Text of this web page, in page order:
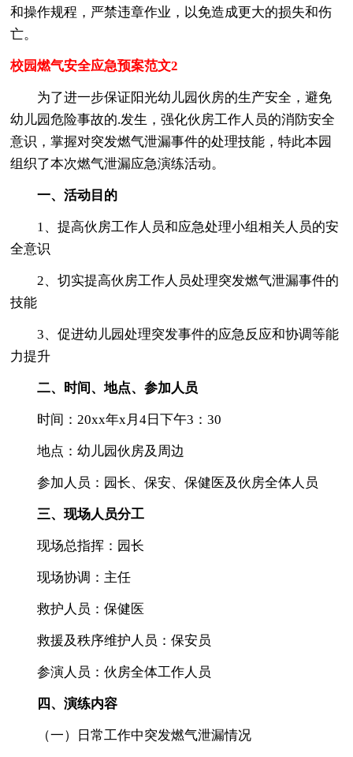
和操作规程，严禁违章作业，以免造成更大的损失和伤
亡。
校园燃气安全应急预案范文2
为了进一步保证阳光幼儿园伙房的生产安全，避免
幼儿园危险事故的.发生，强化伙房工作人员的消防安全
意识，掌握对突发燃气泄漏事件的处理技能，特此本园
组织了本次燃气泄漏应急演练活动。
一、活动目的
1、提高伙房工作人员和应急处理小组相关人员的安
全意识
2、切实提高伙房工作人员处理突发燃气泄漏事件的
技能
3、促进幼儿园处理突发事件的应急反应和协调等能
力提升
二、时间、地点、参加人员
时间：20xx年x月4日下午3：30
地点：幼儿园伙房及周边
参加人员：园长、保安、保健医及伙房全体人员
三、现场人员分工
现场总指挥：园长
现场协调：主任
救护人员：保健医
救援及秩序维护人员：保安员
参演人员：伙房全体工作人员
四、演练内容
（一）日常工作中突发燃气泄漏情况